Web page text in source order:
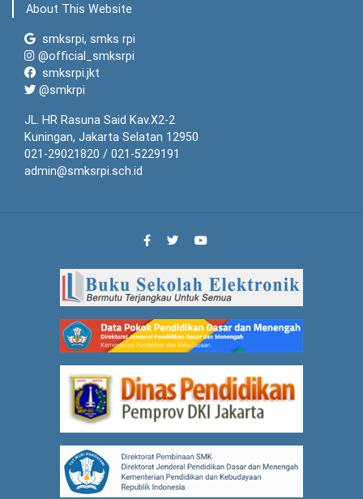
About This Website
smksrpi, smks rpi
@official_smksrpi
smksrpi.jkt
@smkrpi
JL. HR Rasuna Said Kav.X2-2
Kuningan, Jakarta Selatan 12950
021-29021820 / 021-5229191
admin@smksrpi.sch.id